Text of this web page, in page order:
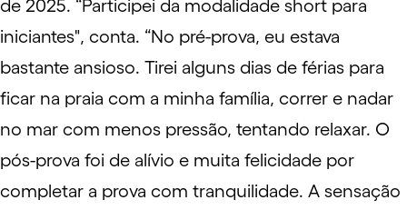
de 2025. “Participei da modalidade short para
iniciantes", conta. “No pré-prova, eu estava
bastante ansioso. Tirei alguns dias de férias para
ficar na praia com a minha família, correr e nadar
no mar com menos pressão, tentando relaxar. O
pós-prova foi de alívio e muita felicidade por
completar a prova com tranquilidade. A sensação